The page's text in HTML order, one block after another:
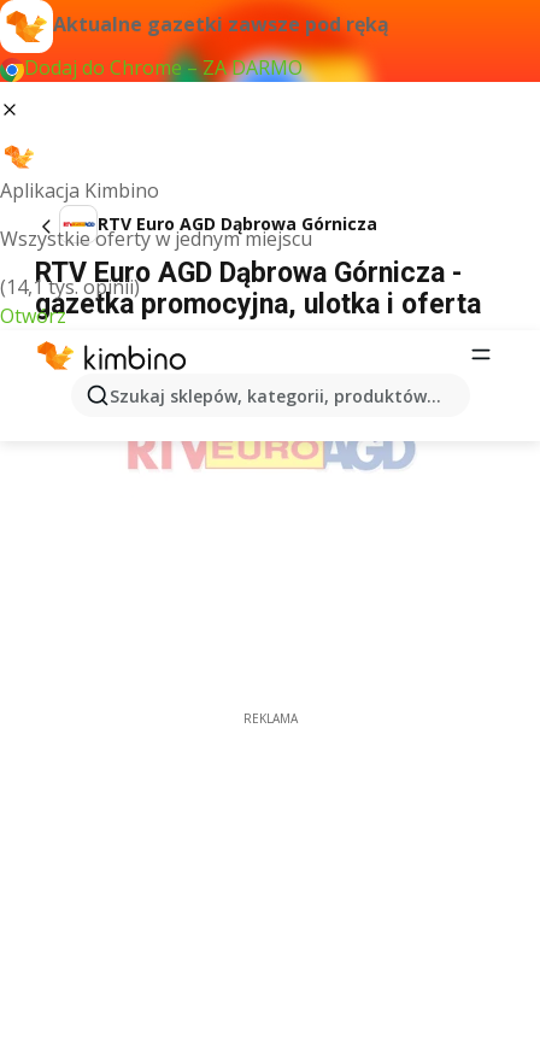
Aktualne gazetki zawsze pod ręką
Dodaj do Chrome – ZA DARMO
Aplikacja Kimbino
Wszystkie oferty w jednym miejscu
(14,1 tys. opinii)
Otwórz
Szukaj sklepów, kategorii, produktów...
RTV Euro AGD Dąbrowa Górnicza
RTV Euro AGD Dąbrowa Górnicza -
gazetka promocyjna, ulotka i oferta
REKLAMA